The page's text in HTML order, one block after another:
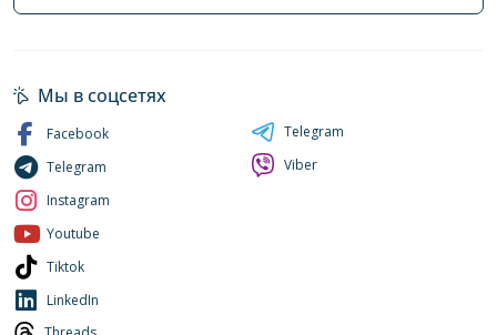
Мы в соцсетях
Facebook
Telegram
Instagram
Youtube
Tiktok
LinkedIn
Telegram
Viber